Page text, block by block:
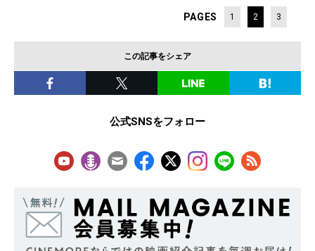
PAGES 1 2 3
この記事をシェア
公式SNSをフォロー